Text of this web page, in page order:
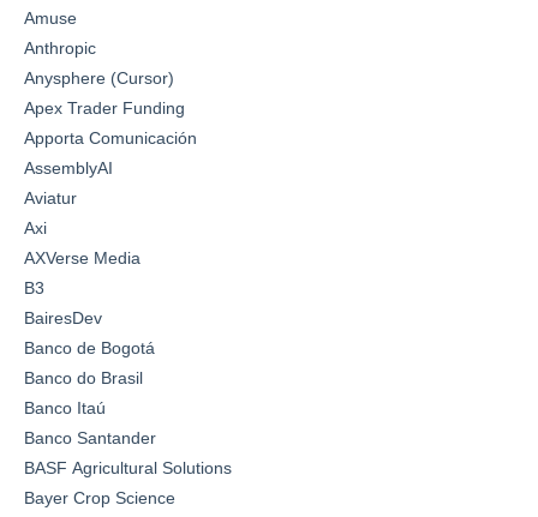
Amuse
Anthropic
Anysphere (Cursor)
Apex Trader Funding
Apporta Comunicación
AssemblyAI
Aviatur
Axi
AXVerse Media
B3
BairesDev
Banco de Bogotá
Banco do Brasil
Banco Itaú
Banco Santander
BASF Agricultural Solutions
Bayer Crop Science